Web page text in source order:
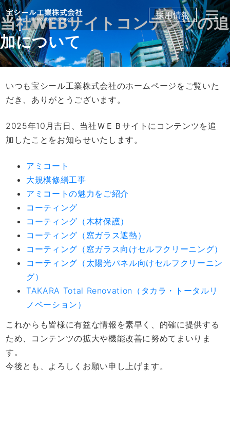
Skip
to
content
採用情報
当社WEBサイトコンテンツの追
加について
いつも宝シール工業株式会社のホームページをご覧いた
だき、ありがとうございます。
2025年10月吉日、当社ＷＥＢサイトにコンテンツを追
加したことをお知らせいたします。
アミコート
大規模修繕工事
アミコートの魅力をご紹介
コーティング
コーティング（木材保護）
コーティング（窓ガラス遮熱）
コーティング（窓ガラス向けセルフクリーニング）
コーティング（太陽光パネル向けセルフクリーニン
グ）
TAKARA Total Renovation（タカラ・トータルリ
ノベーション）
これからも皆様に有益な情報を素早く、的確に提供する
ため、コンテンツの拡大や機能改善に努めてまいりま
す。
今後とも、よろしくお願い申し上げます。